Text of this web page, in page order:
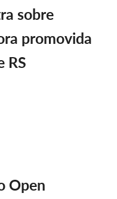
sobre
promovida
RS
Open